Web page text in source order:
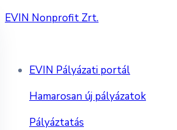
EVIN Nonprofit Zrt.
EVIN Pályázati portál
Hamarosan új pályázatok
Pályáztatás